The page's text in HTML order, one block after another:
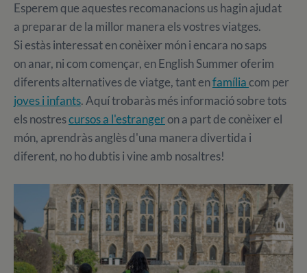
Esperem que aquestes recomanacions us hagin ajudat
a preparar de la millor manera els vostres viatges.
Si estàs interessat en conèixer món i encara no saps
on anar, ni com començar, en English Summer oferim
diferents alternatives de viatge, tant enfamíliacom per
joves i infants. Aquí trobaràs més informació sobre tots
els nostrescursos a l'estrangeron a part de conèixer el
món, aprendràs anglès d'una manera divertida i
diferent, no ho dubtis i vine amb nosaltres!